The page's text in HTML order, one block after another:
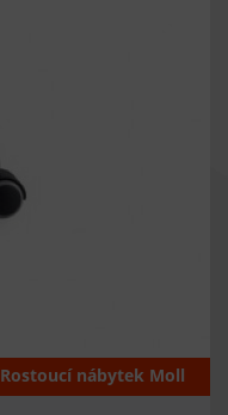
Rostoucí nábytek Moll